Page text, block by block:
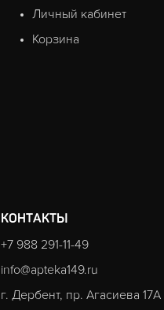
Личный кабинет
Корзина
КОНТАКТЫ
+7 988 291-11-49
info@apteka149.ru
г. Дербент, пр. Агасиева 17А